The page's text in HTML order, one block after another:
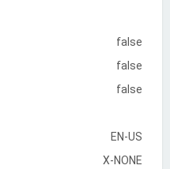
false
false
false
EN-US
X-NONE